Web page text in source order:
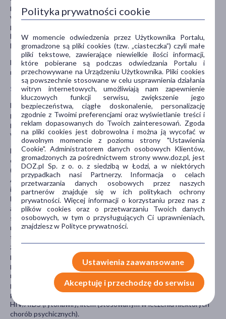
przyjęciu innego leku (w tym inhibitorów ACE). Jeśli takie objawy
wystąpią podczas stosowania leku Diovan, należy natychmiast
przerwać przyjmowanie leku.
Należy zachować ostrożność u pacjentów odwodnionych i z
hiperkaliemią i we wczesnej ciąży.
Lek należy przechowywać w miejscu niewidocznym i
niedostępnym dla dzieci, w temperaturze poniżej 30°C.
Stosowanie innych leków
Należy powiedzieć lekarzowi o wszystkich lekach przyjmowanych
przez pacjenta obecnie lub ostatnio, a także o lekach, które
pacjent planuje przyjmować, w tym również o tych, które
wydawane są bez recepty.
Diovan może wchodzić w interakcje z: innymi lekami obniżającymi
ciśnienie tętnicze, szczególnie lekami moczopędnymi
(diuretykami); inhibitorami konwertazy angiotensyny (inhibitory
ACE) (np. enalapryl, lizynopryl, i innych) lub aliskirenem;
inhibitorami ACE jednocześnie z stosowanymi z pewnymi innymi
lekami stosowanymi w leczeniu niewydolności serca, nazywanymi
antagonistami receptorów mineralokortykoidowych (np.
spironolakton, eplerenon) lub beta-adrenolitykami (np.
metoprolol); lekami, które zwiększają stężenie potasu we krwi, w
tym suplementów potasu lub substytutów soli kuchennej
zawierających potas, lekami oszczędzającymi potas i heparynami;
pewnymi lekami przeciwbólowymi, tzw. niesteroidowymi lekami
przeciwzapalnymi (NLPZ); niektórymi antybiotykami (z grupy
ryfamycyny), lekami zapobiegającymi odrzuceniu
przeszczepionego narządu (cyklosporyna) lub lekami
przeciwretrowirusowymi, podawanymi w terapii zakażeń
HIV/AIDS (rytonawir); litem (stosowanym w leczeniu niektórych
chorób psychicznych).
Polityka prywatności cookie
W momencie odwiedzenia przez Użytkownika Portalu,
gromadzone są pliki cookies (tzw. „ciasteczka”) czyli małe
pliki tekstowe, zawierające niewielkie ilości informacji,
które pobierane są podczas odwiedzania Portalu i
przechowywane na Urządzeniu Użytkownika. Pliki cookies
są powszechnie stosowane w celu usprawnienia działania
witryn internetowych, umożliwiają nam zapewnienie
kluczowych funkcji serwisu, zwiększenie jego
bezpieczeństwa, ciągłe doskonalenie, personalizację
zgodnie z Twoimi preferencjami oraz wyświetlanie treści i
reklam dopasowanych do Twoich zainteresowań. Zgoda
na pliki cookies jest dobrowolna i można ją wycofać w
dowolnym momencie z poziomu strony "Ustawienia
Cookie". Administratorem danych osobowych Klientów,
gromadzonych za pośrednictwem strony www.doz.pl, jest
DOZ.pl Sp. z o. o. z siedzibą w Łodzi, a w niektórych
przypadkach nasi Partnerzy. Informacja o celach
przetwarzania danych osobowych przez naszych
partnerów znajduje się w ich politykach ochrony
prywatności. Więcej informacji o korzystaniu przez nas z
plików cookies oraz o przetwarzaniu Twoich danych
osobowych, w tym o przysługujących Ci uprawnieniach,
znajdziesz w Polityce prywatności.
Ustawienia zaawansowane
Akceptuję i przechodzę do serwisu